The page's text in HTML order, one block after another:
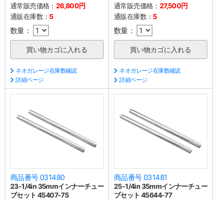
通常販売価格： 26,800円
通販在庫数： 5
数量：
ネオガレージ在庫数確認
詳細ページ
通常販売価格： 27,500円
通販在庫数： 5
数量：
ネオガレージ在庫数確認
詳細ページ
商品番号 031480
23-1/4in 35mmインナーチュー
ブセット 45407-75
商品番号 031481
25-1/4in 35mmインナーチュー
ブセット 45644-77